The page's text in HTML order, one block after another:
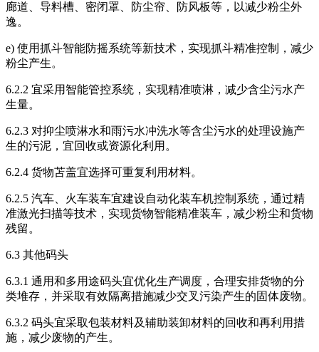
廊道、导料槽、密闭罩、防尘帘、防风板等，以减少粉尘外
逸。
e) 使用抓斗智能防摇系统等新技术，实现抓斗精准控制，减少
粉尘产生。
6.2.2 宜采用智能管控系统，实现精准喷淋，减少含尘污水产
生量。
6.2.3 对抑尘喷淋水和雨污水冲洗水等含尘污水的处理设施产
生的污泥，宜回收或资源化利用。
6.2.4 货物苫盖宜选择可重复利用材料。
6.2.5 汽车、火车装车宜建设自动化装车机控制系统，通过精
准激光扫描等技术，实现货物智能精准装车，减少粉尘和货物
残留。
6.3 其他码头
6.3.1 通用和多用途码头宜优化生产调度，合理安排货物的分
类堆存，并采取有效隔离措施减少交叉污染产生的固体废物。
6.3.2 码头宜采取包装材料及辅助装卸材料的回收和再利用措
施，减少废物的产生。